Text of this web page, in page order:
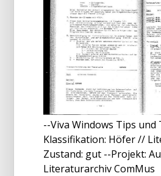
--Viva Windows Tips und
Klassifikation: Höfer //
Zustand: gut --Projekt:
Literaturarchiv ComMus